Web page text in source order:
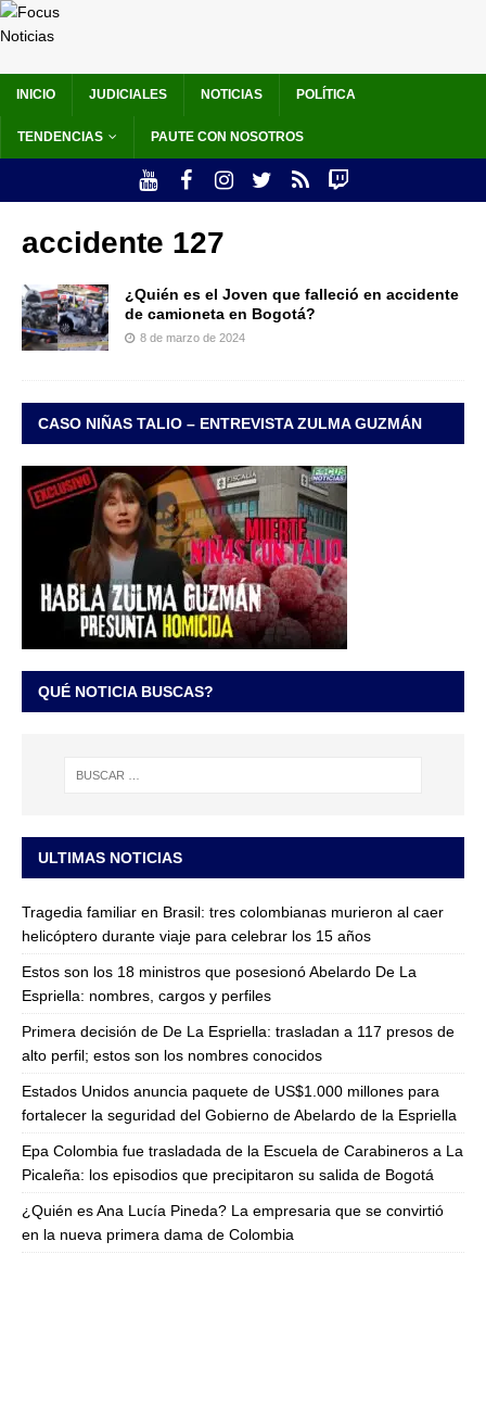
INICIO JUDICIALES NOTICIAS POLÍTICA
TENDENCIAS PAUTE CON NOSOTROS
accidente 127
¿Quién es el Joven que falleció en accidente
de camioneta en Bogotá?
8 de marzo de 2024
CASO NIÑAS TALIO – ENTREVISTA ZULMA GUZMÁN
QUÉ NOTICIA BUSCAS?
ULTIMAS NOTICIAS
Tragedia familiar en Brasil: tres colombianas murieron al caer
helicóptero durante viaje para celebrar los 15 años
Estos son los 18 ministros que posesionó Abelardo De La
Espriella: nombres, cargos y perfiles
Primera decisión de De La Espriella: trasladan a 117 presos de
alto perfil; estos son los nombres conocidos
Estados Unidos anuncia paquete de US$1.000 millones para
fortalecer la seguridad del Gobierno de Abelardo de la Espriella
Epa Colombia fue trasladada de la Escuela de Carabineros a La
Picaleña: los episodios que precipitaron su salida de Bogotá
¿Quién es Ana Lucía Pineda? La empresaria que se convirtió
en la nueva primera dama de Colombia